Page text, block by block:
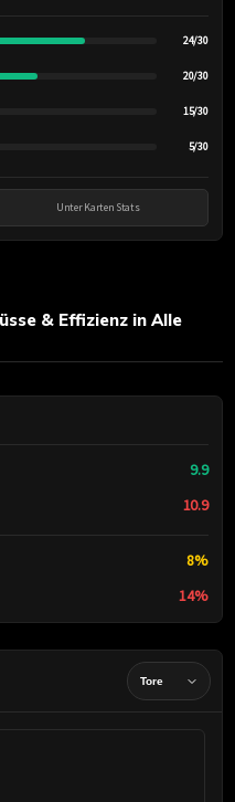
24/30
20/30
15/30
5/30
Unter Karten Stats
& Effizienz in Alle
9.9
10.9
8%
14%